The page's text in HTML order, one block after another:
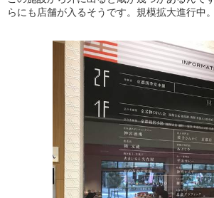
らにも店舗が入るそうです。規模拡大進行中。